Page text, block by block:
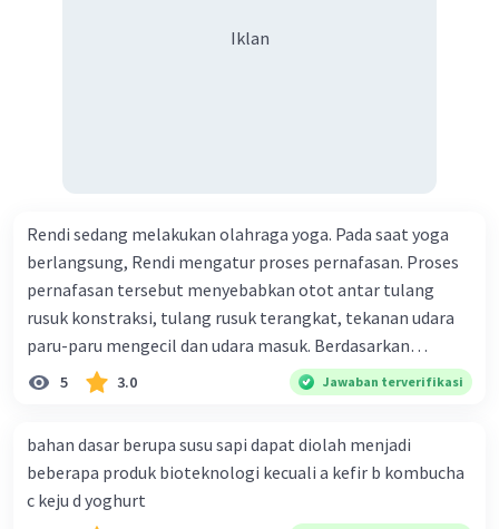
Iklan
Rendi sedang melakukan olahraga yoga. Pada saat yoga
berlangsung, Rendi mengatur proses pernafasan. Proses
pernafasan tersebut menyebabkan otot antar tulang
rusuk konstraksi, tulang rusuk terangkat, tekanan udara
paru-paru mengecil dan udara masuk. Berdasarkan
informasi tersebut, dapat disimpulkan bahwa Rendi
sedang melakukan proses pernafasan....
5 3.0 Jawaban terverifikasi
bahan dasar berupa susu sapi dapat diolah menjadi
beberapa produk bioteknologi kecuali a kefir b kombucha
c keju d yoghurt